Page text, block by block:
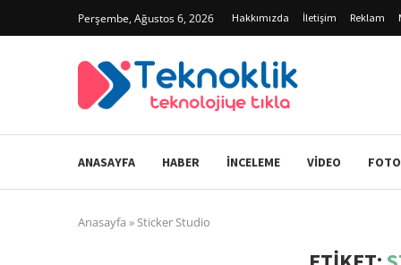
Perşembe, Ağustos 6, 2026 Hakkımızda İletişim Reklam
ANASAYFA HABER İNCELEME VIDEO
Anasayfa »Sticker Studio